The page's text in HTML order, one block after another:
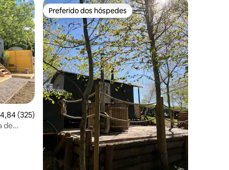
de uma avaliação média de 5, 325 avaliações
4,84 (325)
de
Preferido dos hóspedes
Preferido dos hóspedes